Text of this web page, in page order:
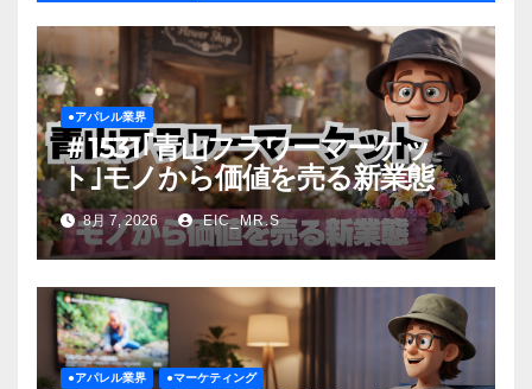
●アパレル業界
＃1531｢青山フラワーマーケッ
ト｣モノから価値を売る新業態
8月 7, 2026 EIC_MR.S
●アパレル業界 ●マーケティング